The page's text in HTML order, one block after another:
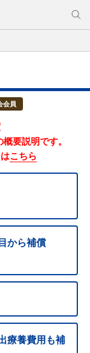
会員
要説明です。
こちら
から補償
療養費用も補